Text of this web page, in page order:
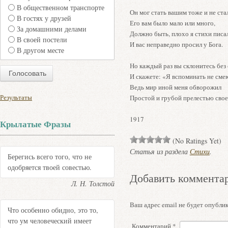
Он мог стать вашим тоже и не
Его вам было мало или много,
Должно быть, плохо я стихи
И вас неправедно просил у Бога.
Но каждый раз вы склонитесь без
И скажете: «Я вспоминать не
Ведь мир иной меня обворожил
Простой и грубой прелестью
1917
(No Ratings Yet)
Статья из раздела Стихи.
Добавить
Ваш адрес email не будет
Комментарий *
В общественном транспорте
В гостях у друзей
За домашними делами
В своей постели
В другом месте
Результаты
Крылатые Фразы
Берегись всего того, что не
одобряется твоей совестью.
Л. Н. Толстой
Что особенно обидно, это то,
что ум человеческий имеет